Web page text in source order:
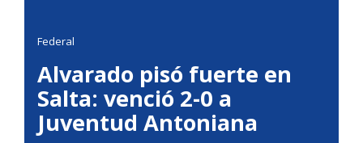
Federal
Alvarado pisó fuerte en
Salta: venció 2-0 a
Juventud Antoniana